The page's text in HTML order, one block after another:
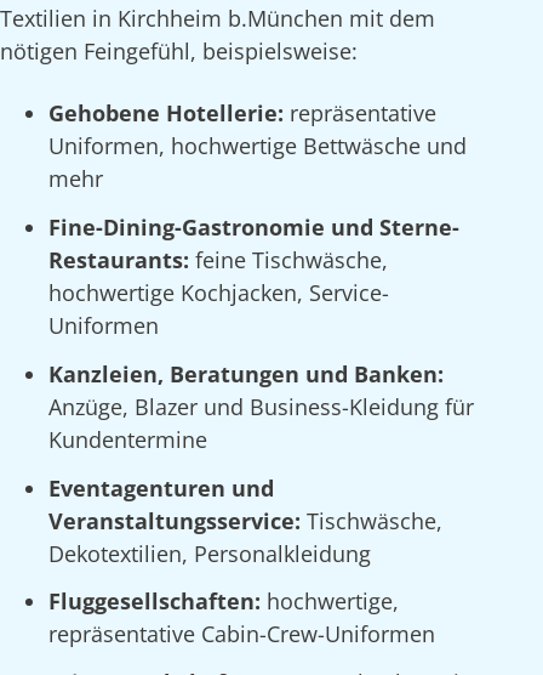
Textilien in Kirchheim b.München mit dem
nötigen Feingefühl, beispielsweise:
Gehobene Hotellerie: repräsentative
Uniformen, hochwertige Bettwäsche und
mehr
Fine-Dining-Gastronomie und Sterne-
Restaurants: feine Tischwäsche,
hochwertige Kochjacken, Service-
Uniformen
Kanzleien, Beratungen und Banken:
Anzüge, Blazer und Business-Kleidung für
Kundentermine
Eventagenturen und
Veranstaltungsservice: Tischwäsche,
Dekotextilien, Personalkleidung
Fluggesellschaften: hochwertige,
repräsentative Cabin-Crew-Uniformen